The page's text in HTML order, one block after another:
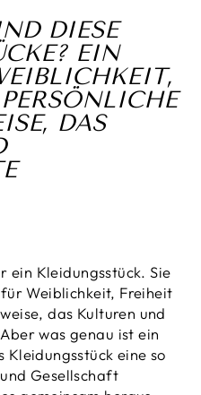
DIESE
EIN
DAS
ein Kleidungsstück. Sie
Weiblichkeit, Freiheit
das Kulturen und
was genau ist ein
Kleidungsstück eine so
Gesellschaft